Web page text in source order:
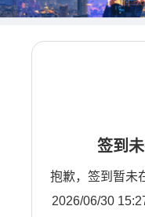
签到
抱歉，签到暂未
2026/06/30